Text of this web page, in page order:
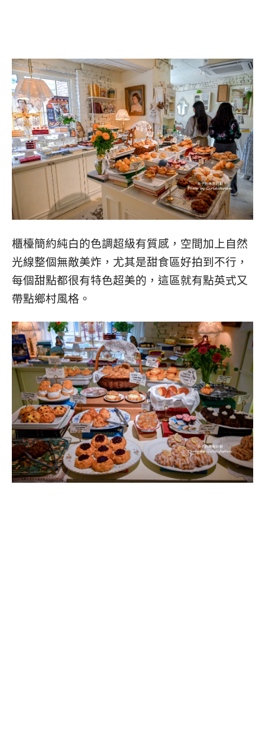
櫃檯簡約純白的色調超級有質感，空間加上自然
光線整個無敵美炸，尤其是甜食區好拍到不行，
每個甜點都很有特色超美的，這區就有點英式又
帶點鄉村風格。